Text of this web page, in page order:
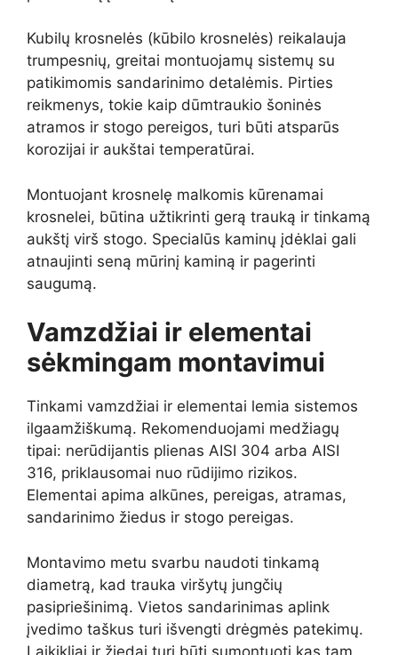
Kubilų krosnelės (kūbilo krosnelės) reikalauja
trumpesnių, greitai montuojamų sistemų su
patikimomis sandarinimo detalėmis. Pirties
reikmenys, tokie kaip dūmtraukio šoninės
atramos ir stogo pereigos, turi būti atsparūs
korozijai ir aukštai temperatūrai.
Montuojant krosnelę malkomis kūrenamai
krosnelei, būtina užtikrinti gerą trauką ir tinkamą
aukštį virš stogo. Specialūs kaminų įdėklai gali
atnaujinti seną mūrinį kaminą ir pagerinti
saugumą.
Vamzdžiai ir elementai
sėkmingam montavimui
Tinkami vamzdžiai ir elementai lemia sistemos
ilgaamžiškumą. Rekomenduojami medžiagų
tipai: nerūdijantis plienas AISI 304 arba AISI
316, priklausomai nuo rūdijimo rizikos.
Elementai apima alkūnes, pereigas, atramas,
sandarinimo žiedus ir stogo pereigas.
Montavimo metu svarbu naudoti tinkamą
diametrą, kad trauka viršytų jungčių
pasipriešinimą. Vietos sandarinimas aplink
įvedimo taškus turi išvengti drėgmės patekimų.
Laikikliai ir žiedai turi būti sumontuoti kas tam